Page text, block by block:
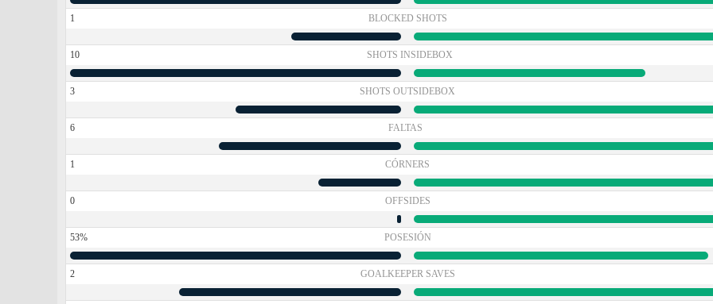
1 BLOCKED SHOTS
10 SHOTS INSIDEBOX
3 SHOTS OUTSIDEBOX
6 FALTAS
1 CÓRNERS
0 OFFSIDES
53% POSESIÓN
2 GOALKEEPER SAVES